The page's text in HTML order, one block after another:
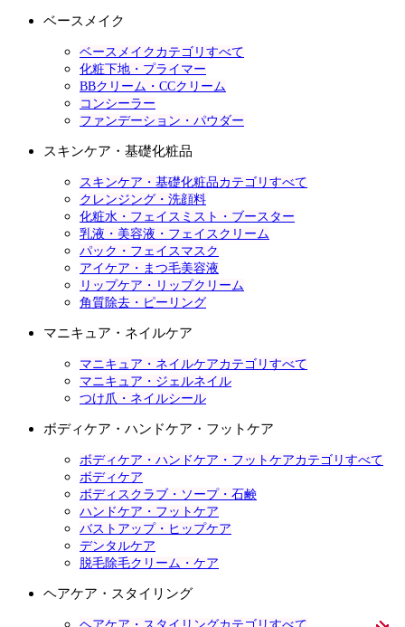
ベースメイク
ベースメイクカテゴリすべて
化粧下地・プライマー
BBクリーム・CCクリーム
コンシーラー
ファンデーション・パウダー
スキンケア・基礎化粧品
スキンケア・基礎化粧品カテゴリすべて
クレンジング・洗顔料
化粧水・フェイスミスト・ブースター
乳液・美容液・フェイスクリーム
パック・フェイスマスク
アイケア・まつ毛美容液
リップケア・リップクリーム
角質除去・ピーリング
マニキュア・ネイルケア
マニキュア・ネイルケアカテゴリすべて
マニキュア・ジェルネイル
つけ爪・ネイルシール
ボディケア・ハンドケア・フットケア
ボディケア・ハンドケア・フットケアカテゴリすべて
ボディケア
ボディスクラブ・ソープ・石鹸
ハンドケア・フットケア
バストアップ・ヒップケア
デンタルケア
脱毛除毛クリーム・ケア
ヘアケア・スタイリング